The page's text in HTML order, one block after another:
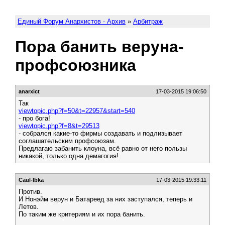
Единый Форум Анархистов - Архив » Арбитраж
Пора банить веруна-
профсоюзника
anarxict 17-03-2015 19:06:50
Так
viewtopic.php?f=50&t=22957&start=540
- про бога!
viewtopic.php?f=8&t=29513
- собрался какие-то фирмы создавать и подлизывает
соглашательским профсоюзам.
Предлагаю забанить клоуна, всё равно от него пользы
никакой, только одна демагогия!
Caul-lbka 17-03-2015 19:33:11
Против.
И Нонэйм верун и Батареед за них заступался, теперь и
Летов.
По таким же критериям и их пора банить.